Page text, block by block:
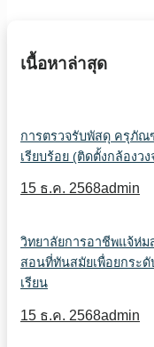
เนื้อหาล่าสุด
การตรวจรับพัสดุ ครุภัณ
เรียบร้อย (ติดตั้งกล้องว
15 ธ.ค. 2568admin
วิทยาลัยการอาชีพแจ้ห่ม
สอนที่ทันสมัยเพื่อยกระ
เรียน
15 ธ.ค. 2568admin